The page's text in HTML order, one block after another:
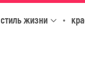
стиль жизни